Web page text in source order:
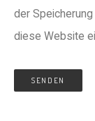
der
diese Website